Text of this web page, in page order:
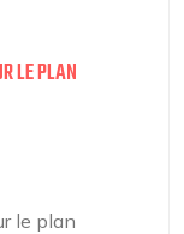
LE PLAN
le plan